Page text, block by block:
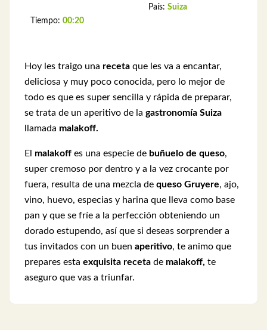
Tiempo: 00:20
País: Suiza
Hoy les traigo una receta que les va a encantar,
deliciosa y muy poco conocida, pero lo mejor de
todo es que es super sencilla y rápida de preparar,
se trata de un aperitivo de la gastronomía Suiza
llamada malakoff.
El malakoff es una especie de buñuelo de queso,
super cremoso por dentro y a la vez crocante por
fuera, resulta de una mezcla de queso Gruyere, ajo,
vino, huevo, especias y harina que lleva como base
pan y que se fríe a la perfección obteniendo un
dorado estupendo, así que si deseas sorprender a
tus invitados con un buen aperitivo, te animo que
prepares esta exquisita receta de malakoff, te
aseguro que vas a triunfar.